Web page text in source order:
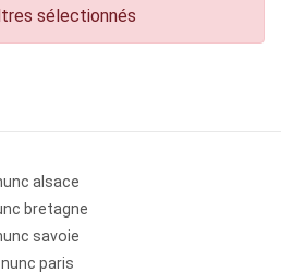
sélectionnés
alsace
bretagne
savoie
nunc paris